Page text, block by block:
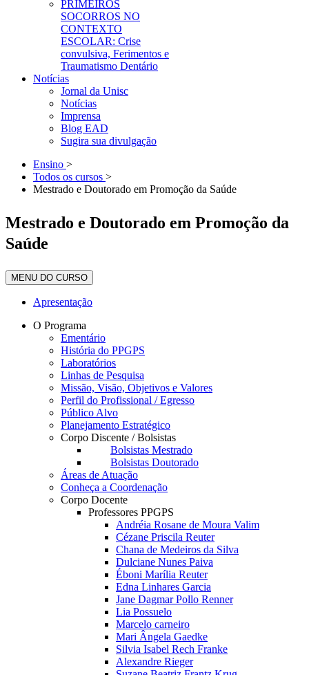
PRIMEIROS
SOCORROS NO
CONTEXTO
ESCOLAR: Crise
convulsiva, Ferimentos e
Traumatismo Dentário
Notícias
Jornal da Unisc
Notícias
Imprensa
Blog EAD
Sugira sua divulgação
Ensino >
Todos os cursos >
Mestrado e Doutorado em Promoção da Saúde
Mestrado e Doutorado em Promoção da
Saúde
MENU DO CURSO
Apresentação
O Programa
Ementário
História do PPGPS
Laboratórios
Linhas de Pesquisa
Missão, Visão, Objetivos e Valores
Perfil do Profissional / Egresso
Público Alvo
Planejamento Estratégico
Corpo Discente / Bolsistas
Bolsistas Mestrado
Bolsistas Doutorado
Áreas de Atuação
Conheça a Coordenação
Corpo Docente
Professores PPGPS
Andréia Rosane de Moura Valim
Cézane Priscila Reuter
Chana de Medeiros da Silva
Dulciane Nunes Paiva
Éboni Marília Reuter
Edna Linhares Garcia
Jane Dagmar Pollo Renner
Lia Possuelo
Marcelo carneiro
Mari Ângela Gaedke
Silvia Isabel Rech Franke
Alexandre Rieger